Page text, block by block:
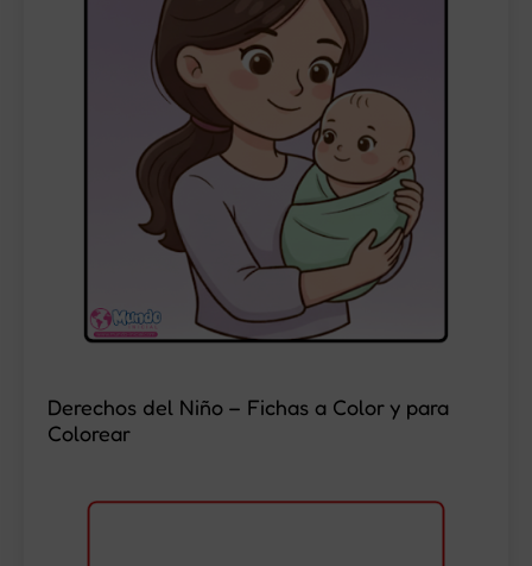
Derechos del Niño – Fichas a Color y para
Colorear